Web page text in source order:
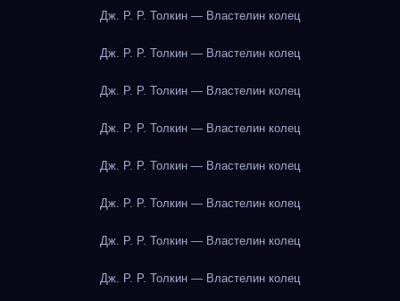
Дж. Р. Р. Толкин — Властелин колец
Дж. Р. Р. Толкин — Властелин колец
Дж. Р. Р. Толкин — Властелин колец
Дж. Р. Р. Толкин — Властелин колец
Дж. Р. Р. Толкин — Властелин колец
Дж. Р. Р. Толкин — Властелин колец
Дж. Р. Р. Толкин — Властелин колец
Дж. Р. Р. Толкин — Властелин колец